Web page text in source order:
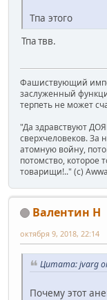
Тпа этого
Тпа твв.
Фашиствующий
заслуженный
терпеть не может
"Да здравствуют
сверхчеловеков.
атомную войну,
потомство, которое
товарищи!.." (c)
Валентин Н
октября 9, 2018, 22:14
Цитата: jvarg
Почему этот